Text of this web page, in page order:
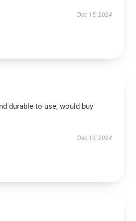
Dec 15, 2024
durable to use, would buy
Dec 13, 2024